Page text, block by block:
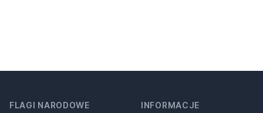
FLAGI NARODOWE INFORMACJE